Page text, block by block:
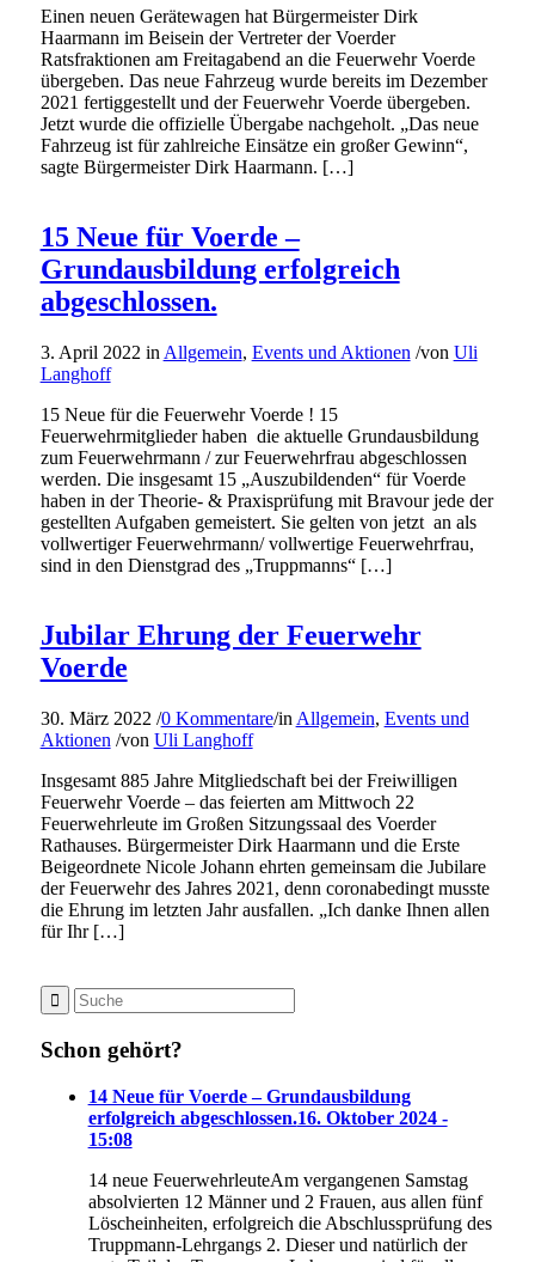
Einen neuen Gerätewagen hat Bürgermeister Dirk
Haarmann im Beisein der Vertreter der Voerder
Ratsfraktionen am Freitagabend an die Feuerwehr Voerde
übergeben. Das neue Fahrzeug wurde bereits im Dezember
2021 fertiggestellt und der Feuerwehr Voerde übergeben.
Jetzt wurde die offizielle Übergabe nachgeholt. „Das neue
Fahrzeug ist für zahlreiche Einsätze ein großer Gewinn“,
sagte Bürgermeister Dirk Haarmann. […]
15 Neue für Voerde –
Grundausbildung erfolgreich
abgeschlossen.
3. April 2022 in Allgemein, Events und Aktionen /von Uli
Langhoff
15 Neue für die Feuerwehr Voerde ! 15
Feuerwehrmitglieder haben die aktuelle Grundausbildung
zum Feuerwehrmann / zur Feuerwehrfrau abgeschlossen
werden. Die insgesamt 15 „Auszubildenden“ für Voerde
haben in der Theorie- & Praxisprüfung mit Bravour jede der
gestellten Aufgaben gemeistert. Sie gelten von jetzt an als
vollwertiger Feuerwehrmann/ vollwertige Feuerwehrfrau,
sind in den Dienstgrad des „Truppmanns“ […]
Jubilar Ehrung der Feuerwehr
Voerde
30. März 2022 /0 Kommentare/in Allgemein, Events und
Aktionen /von Uli Langhoff
Insgesamt 885 Jahre Mitgliedschaft bei der Freiwilligen
Feuerwehr Voerde – das feierten am Mittwoch 22
Feuerwehrleute im Großen Sitzungssaal des Voerder
Rathauses. Bürgermeister Dirk Haarmann und die Erste
Beigeordnete Nicole Johann ehrten gemeinsam die Jubilare
der Feuerwehr des Jahres 2021, denn coronabedingt musste
die Ehrung im letzten Jahr ausfallen. „Ich danke Ihnen allen
für Ihr […]
Schon gehört?
14 Neue für Voerde – Grundausbildung
erfolgreich abgeschlossen.16. Oktober 2024 -
15:08
14 neue FeuerwehrleuteAm vergangenen Samstag
absolvierten 12 Männer und 2 Frauen, aus allen fünf
Löscheinheiten, erfolgreich die Abschlussprüfung des
Truppmann-Lehrgangs 2. Dieser und natürlich der